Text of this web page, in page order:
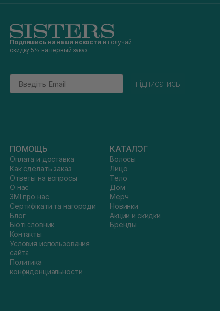
Подпишись на наши новости и получай
скидку 5% на первый заказ
Email
підписатись
ПОМОЩЬ
Оплата и доставка
Как сделать заказ
Ответы на вопросы
О нас
ЗМІ про нас
Сертифікати та нагороди
Блог
Бюті словник
Контакты
Условия использования
сайта
Политика
конфиденциальности
КАТАЛОГ
Волосы
Лицо
Тело
Дом
Мерч
Новинки
Акции и скидки
Бренды